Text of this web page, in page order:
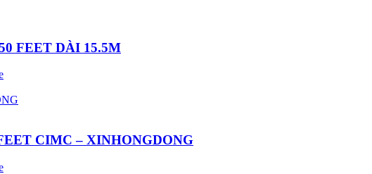
FEET DÀI 15.5M
CIMC – XINHONGDONG